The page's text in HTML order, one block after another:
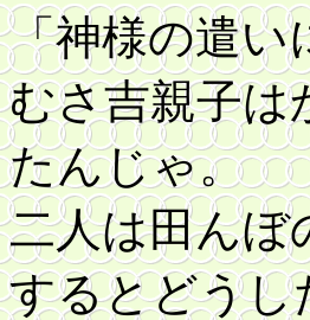
「神様の遣い
むさ吉親子は
たんじゃ。
二人は田んぼ
するとどうし